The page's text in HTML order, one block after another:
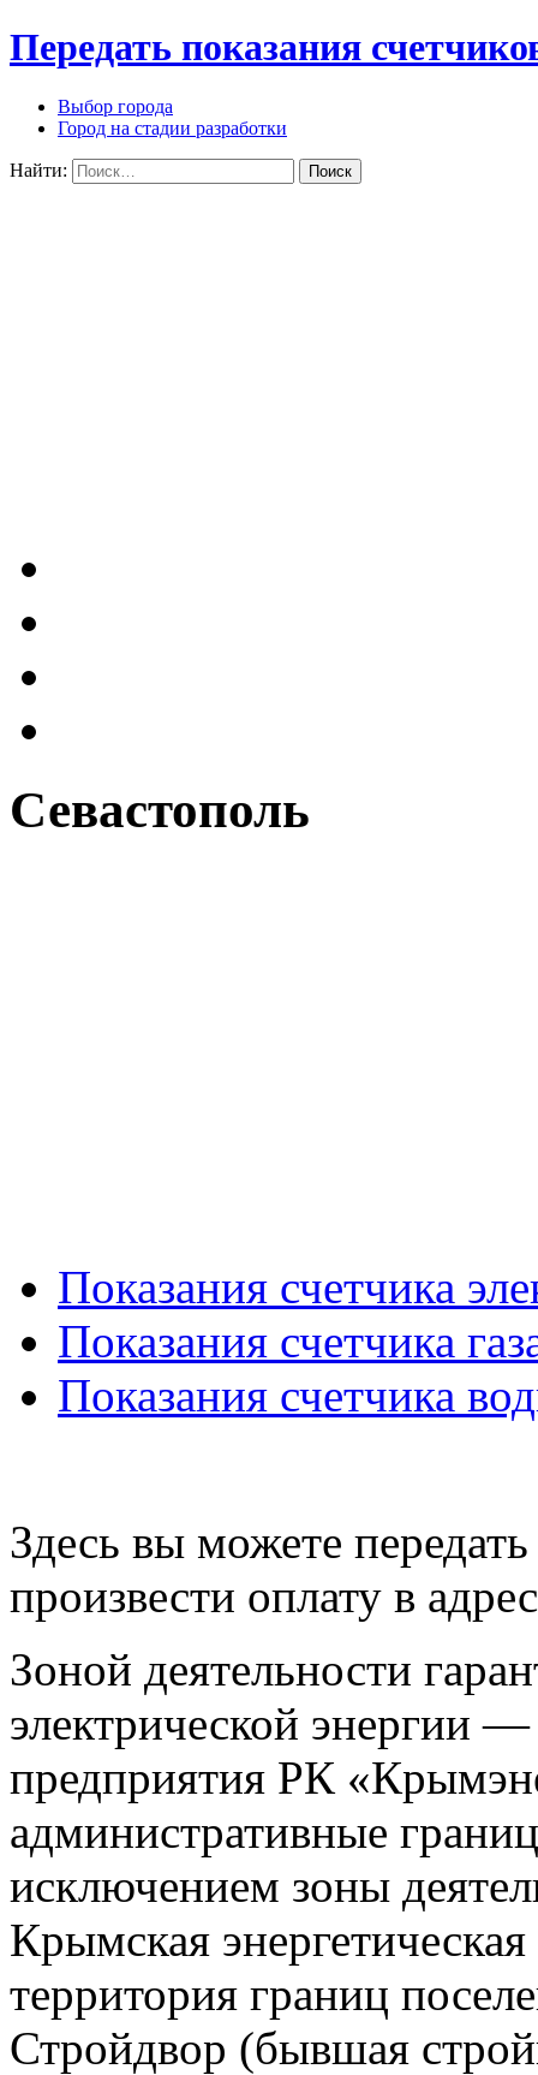
Передать показания
Выбор города
Город на стадии разработки
Найти:
Севастополь
Показания счетчика
Показания счетчика
Показания счетчика
Здесь вы можете
произвести оплату в
Зоной деятельности
электрической энергии
предприятия РК
административные
исключением зоны
Крымская
территория границ
Стройдвор (бывшая